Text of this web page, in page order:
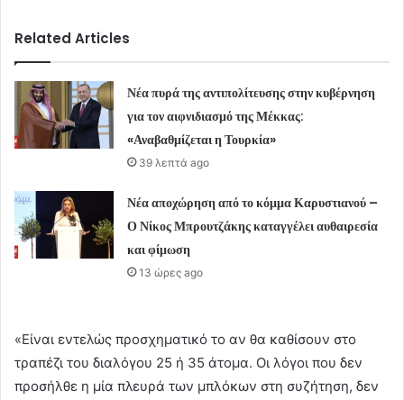
Related Articles
Νέα πυρά της αντιπολίτευσης στην κυβέρνηση
για τον αιφνιδιασμό της Μέκκας:
«Αναβαθμίζεται η Τουρκία»
39 λεπτά ago
Νέα αποχώρηση από το κόμμα Καρυστιανού –
Ο Νίκος Μπρουτζάκης καταγγέλει αυθαιρεσία
και φίμωση
13 ώρες ago
«Είναι εντελώς προσχηματικό το αν θα καθίσουν στο
τραπέζι του διαλόγου 25 ή 35 άτομα. Οι λόγοι που δεν
προσήλθε η μία πλευρά των μπλόκων στη συζήτηση, δεν